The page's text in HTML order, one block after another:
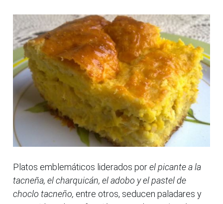
Platos emblemáticos liderados porel picante a la
tacneña, el charquicán, el adobo y el pastel de
choclo tacneño, entre otros, seducen paladares y